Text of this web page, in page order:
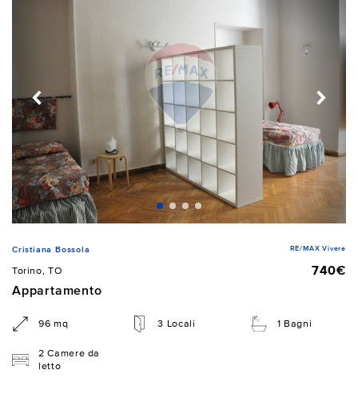
Cristiana Bossola RE/MAX Vivere
Torino, TO
740€
Appartamento
96 mq 3 Locali 1 Bagni
2 Camere da
letto